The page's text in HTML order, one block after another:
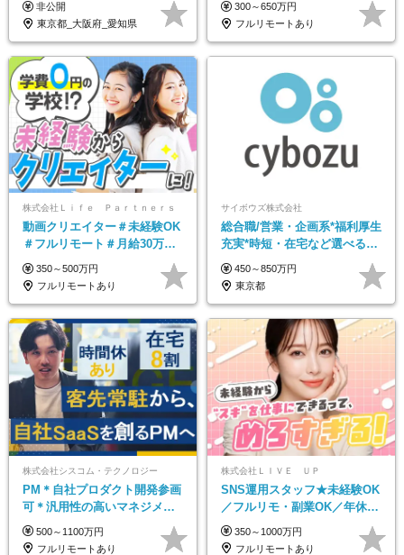
／東京・大阪・名古屋
非公開
東京都_大阪府_愛知県
300～650万円
フルリモートあり
株式会社Ｌｉｆｅ Ｐａｒｔｎｅｒｓ
動画クリエイター＃未経験OK
＃フルリモート＃月給30万～#
髪色・ネイル・服装自由#残業
少なめ#土日祝休み
350～500万円
フルリモートあり
サイボウズ株式会社
総合職/営業・企画系*福利厚生
充実*時短・在宅など選べる働
き方*賞与年2回
450～850万円
東京都
株式会社シスコム・テクノロジー
PM＊自社プロダクト開発参画
可＊汎用性の高いマネジメン
トスキル＊年収1000万以上可
500～1100万円
フルリモートあり
株式会社ＬＩＶＥ ＵＰ
SNS運用スタッフ★未経験OK
／フルリモ・副業OK／年休
125日／残業なし／髪・服・ネ
イル・ピアス自由
350～1000万円
フルリモートあり